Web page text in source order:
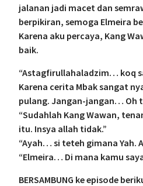
jalanan jadi macet dan
berpikiran, semoga Elmeira
Karena aku percaya, Kang
baik.
“Astagfirullahaladzim… koq
Karena cerita Mbak sangat
pulang. Jangan-jangan… Oh
“Sudahlah Kang Wawan,
itu. Insya allah tidak.”
“Ayah… si teteh gimana Yah.
“Elmeira… Di mana kamu
BERSAMBUNG ke episode